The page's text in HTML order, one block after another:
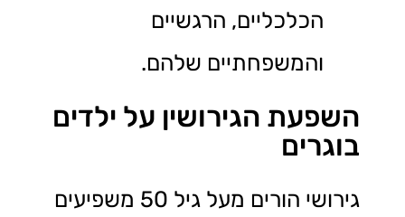
הכלכליים, הרגשיים
והמשפחתיים שלהם.
השפעת הגירושין על ילדים
בוגרים
גירושי הורים מעל גיל 50 משפיעים